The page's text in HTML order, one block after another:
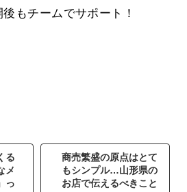
もチームでサポート！
る
メ
っ
商売繁盛の原点はとて
もシンプル…山形県の
お店で伝えるべきこと